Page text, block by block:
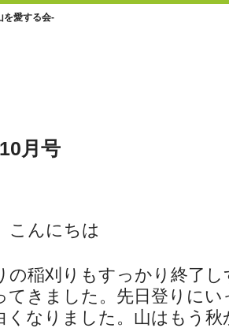
愛する会-
月号
んにちは
の稲刈りもすっかり終了
てきました。先日登りに
くなりました。山はもう